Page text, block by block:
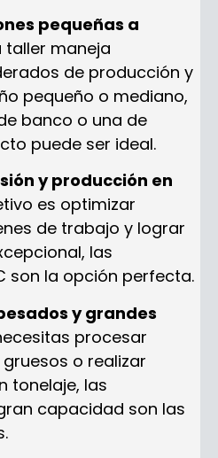
pequeñas a
taller maneja
de producción y
pequeño o mediano,
banco o una de
puede ser ideal.
y producción en
es optimizar
de trabajo y lograr
las
son la opción perfecta.
y grandes
procesar
o realizar
tonelaje, las
capacidad son las